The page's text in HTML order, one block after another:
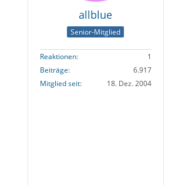
allblue
Senior-Mitglied
Reaktionen
1
Beiträge
6.917
Mitglied seit
18. Dez. 2004